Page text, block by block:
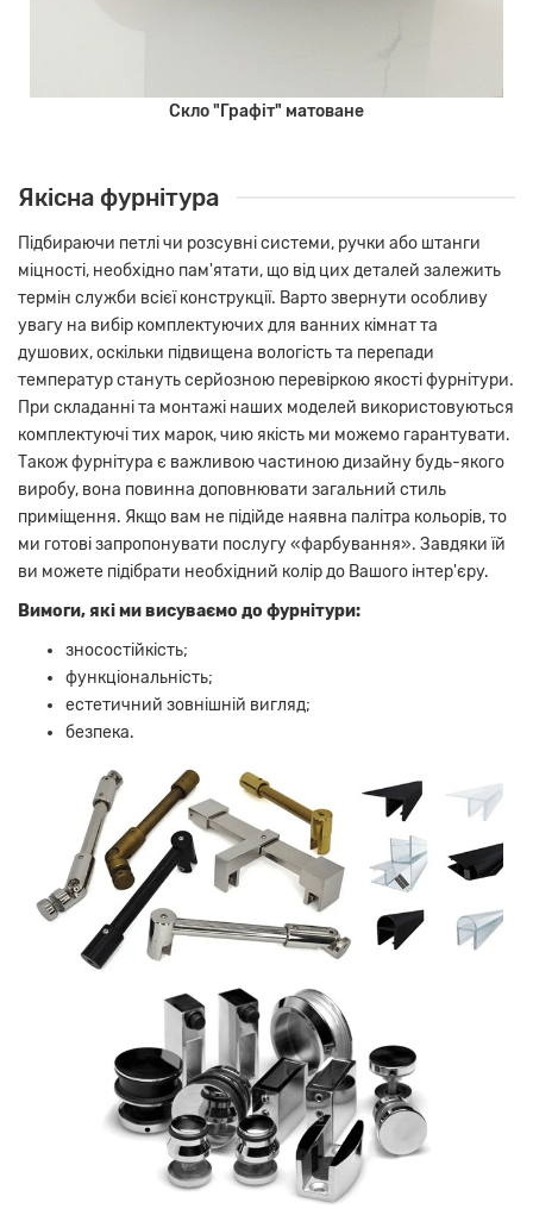
Скло "Графіт" матоване
Якісна фурнітура
Підбираючи петлі чи розсувні системи, ручки або штанги
міцності, необхідно пам'ятати, що від цих деталей залежить
термін служби всієї конструкції. Варто звернути особливу
увагу на вибір комплектуючих для ванних кімнат та
душових, оскільки підвищена вологість та перепади
температур стануть серйозною перевіркою якості фурнітури.
При складанні та монтажі наших моделей використовуються
комплектуючі тих марок, чию якість ми можемо гарантувати.
Також фурнітура є важливою частиною дизайну будь-якого
виробу, вона повинна доповнювати загальний стиль
приміщення. Якщо вам не підійде наявна палітра кольорів, то
ми готові запропонувати послугу «фарбування». Завдяки їй
ви можете підібрати необхідний колір до Вашого інтер'єру.
Вимоги, які ми висуваємо до фурнітури:
зносостійкість;
функціональність;
естетичний зовнішній вигляд;
безпека.